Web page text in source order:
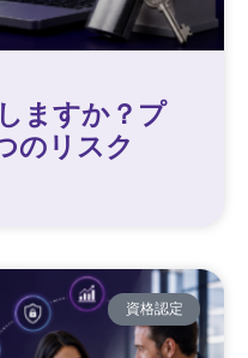
ますか？プ
のリスク
資格認定